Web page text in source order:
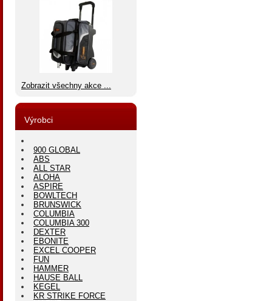
Zobrazit všechny akce ...
Výrobci
900 GLOBAL
ABS
ALL STAR
ALOHA
ASPIRE
BOWLTECH
BRUNSWICK
COLUMBIA
COLUMBIA 300
DEXTER
EBONITE
EXCEL COOPER
FUN
HAMMER
HAUSE BALL
KEGEL
KR STRIKE FORCE